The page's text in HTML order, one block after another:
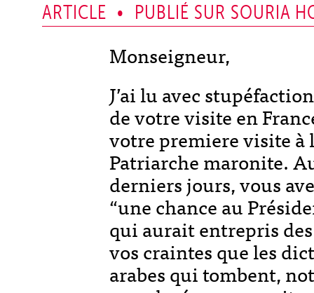
ARTICLE • PUBLIÉ SUR SOURIA
Monseigneur,
J’ai lu avec
de votre visite en
votre premiere visite à
Patriarche maronite.
derniers jours, vous
“une chance au
qui aurait entrepris
vos craintes que les
arabes qui tombent,